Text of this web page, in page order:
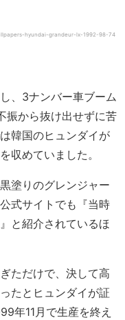
hyundai-grandeur-lx-1992-98-74
、3ナンバー車ブーム
振から抜け出せずに苦
韓国のヒュンダイが
収めていました。
塗りのグレンジャー
式サイトでも『当時
と紹介されているほ
ただけで、決して高
たとヒュンダイが証
年11月で生産を終え